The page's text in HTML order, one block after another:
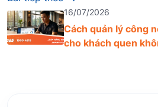
16/07/2026
Cách quản lý công
cho khách quen